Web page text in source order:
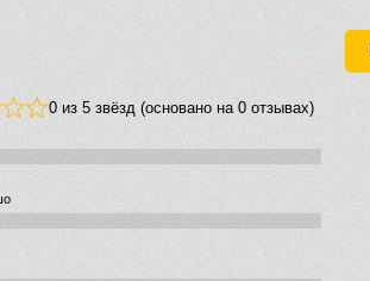
0 из 5 звёзд (основано на 0 отзывах)